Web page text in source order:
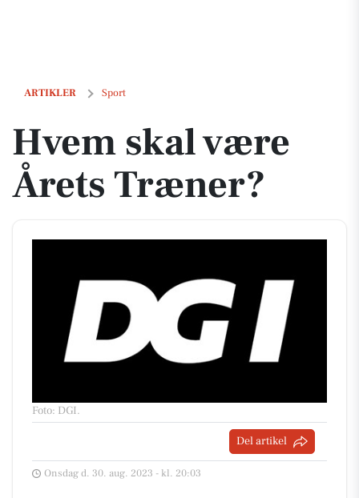
ARTIKLER Sport
Hvem skal være Årets Træner?
Hvem skal være
Årets Træner?
Foto: DGI.
Del artikel
Onsdag d. 30. aug. 2023 - kl. 20:03